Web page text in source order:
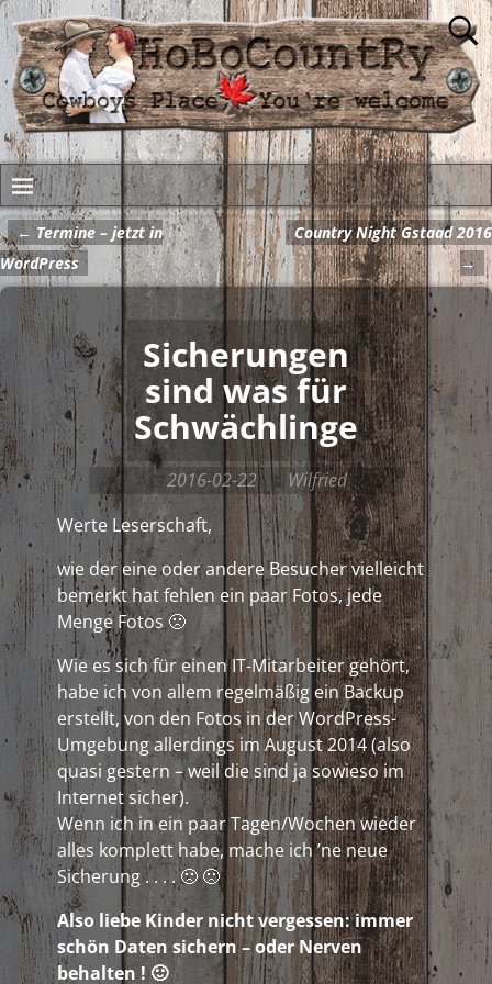
Artikelnavigation
←Termine – jetzt in
WordPress
Country Night Gstaad 2016
→
Sicherungen
sind was für
Schwächlinge
2016-02-22
Wilfried
Werte Leserschaft,
wie der eine oder andere Besucher vielleicht
bemerkt hat fehlen ein paar Fotos, jede
Menge Fotos 🙁
Wie es sich für einen IT-Mitarbeiter gehört,
habe ich von allem regelmäßig ein Backup
erstellt, von den Fotos in der WordPress-
Umgebung allerdings im August 2014 (also
quasi gestern – weil die sind ja sowieso im
Internet sicher).
Wenn ich in ein paar Tagen/Wochen wieder
alles komplett habe, mache ich ’ne neue
Sicherung . . . . 🙁 🙁
Also liebe Kinder nicht vergessen: immer
schön Daten sichern – oder Nerven
behalten ! 🙂